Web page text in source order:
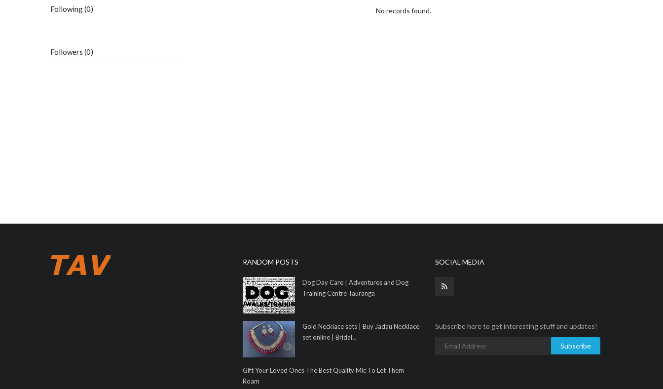
Following (0)
Followers (0)
No records found.
RANDOM POSTS
Dog Day Care | Adventures and Dog
Training Centre Tauranga
Gold Necklace sets | Buy Jadau Necklace
set online | Bridal...
Gift Your Loved Ones The Best Quality Mic To Let Them
Roam
SOCIAL MEDIA
Subscribe here to get interesting stuff and updates!
Subscribe